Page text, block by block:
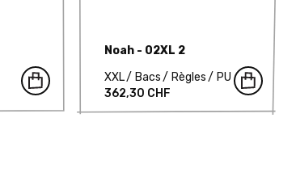
Noah - 02XL 2
XXL
Bacs Règles
PU
362,30 CHF